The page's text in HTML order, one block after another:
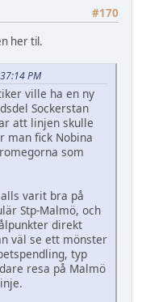
#170
her til.
PM
ville ha en ny
Sockerstan
att linjen skulle
man fick Nobina
som
varit bra på
Stp-Malmö, och
direkt
väl se ett mönster
typ
resa på Malmö